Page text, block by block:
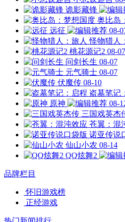
诡影藏锋
奥比岛
远征
08-
怪物猎人
桃花源记2 08-07
问剑长生 08-07
元气骑士 08-07
伏魔传 08-10
盗墓笔记
原神
08-
三国戏英杰
苍翼：混
诺亚传说
仙山小农 08-14
QQ炫舞2
品牌栏目
怀旧游戏榜
正经游戏